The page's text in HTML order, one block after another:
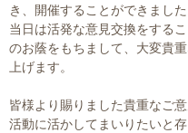
き、開催することができました
当日は活発な意見交換をする
のお蔭をもちまして、大変貴
上げます。
皆様より賜りました貴重なご
活動に活かしてまいりたいと